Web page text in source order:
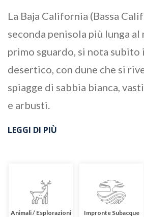
La Baja California (Bassa
seconda penisola più lunga al
primo sguardo, si nota
desertico, con dune che si
spiagge di sabbia bianca,
e arbusti.
LEGGI DI PIÙ
Animali / Esplorazioni Impronte Subacque